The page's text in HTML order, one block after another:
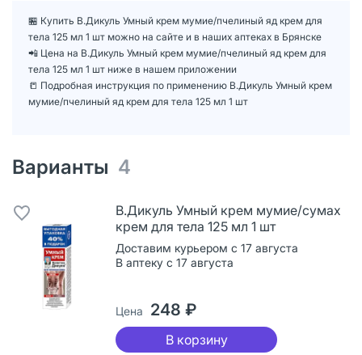
🏪 Купить В.Дикуль Умный крем мумие/пчелиный яд крем для
тела 125 мл 1 шт можно на сайте и в наших аптеках в Брянске
📲 Цена на В.Дикуль Умный крем мумие/пчелиный яд крем для
тела 125 мл 1 шт ниже в нашем приложении
📒 Подробная инструкция по применению В.Дикуль Умный крем
мумие/пчелиный яд крем для тела 125 мл 1 шт
Варианты 4
В.Дикуль Умный крем мумие/сумах
крем для тела 125 мл 1 шт
Доставим курьером с 17 августа
В аптеку с 17 августа
Цена 248 ₽
В корзину